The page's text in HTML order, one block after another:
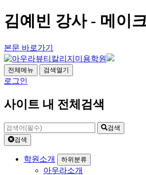
김예빈 강사 - 메이
본문 바로가기
전체메뉴 검색열기
로그인
사이트 내 전체검색
검색
검색
학원소개 하위분류
아우라소개